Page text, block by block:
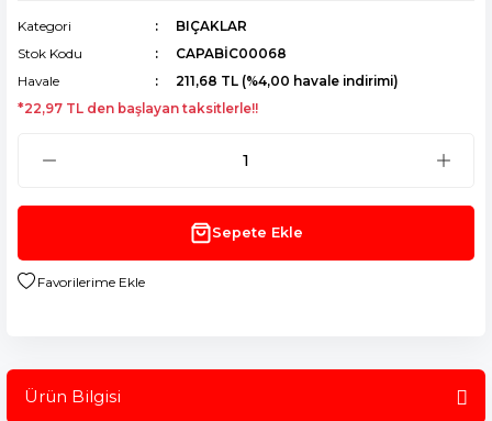
Kategori
BIÇAKLAR
Stok Kodu
CAPABİC00068
Havale
211,68 TL (%4,00 havale indirimi)
*22,97 TL den başlayan taksitlerle!!
Sepete Ekle
Ürün Bilgisi